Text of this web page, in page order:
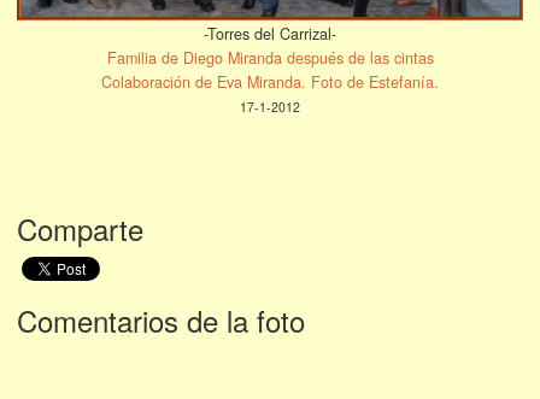
-Torres del Carrizal-
Familia de Diego Miranda después de las cintas
Colaboración de Eva Miranda. Foto de Estefanía.
17-1-2012
Comparte
Comentarios de la foto